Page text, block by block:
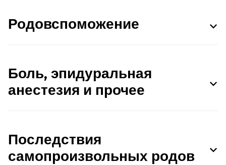
Родовспоможение
Боль, эпидуральная
анестезия и прочее
Последствия
самопроизвольных родов